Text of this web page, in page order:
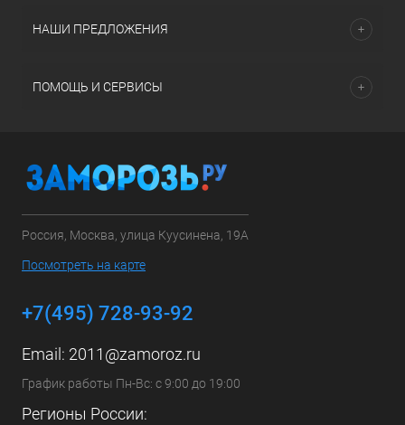
НАШИ ПРЕДЛОЖЕНИЯ
ПОМОЩЬ И СЕРВИСЫ
Россия, Москва, улица Куусинена, 19А
Посмотреть на карте
+7(495) 728-93-92
Email: 2011@zamoroz.ru
График работы Пн-Вс: с 9:00 до 19:00
Регионы России: